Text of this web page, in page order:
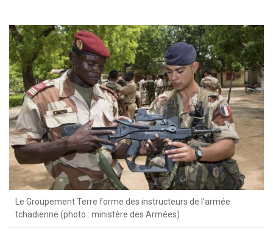
Le Groupement Terre forme des instructeurs de l’armée
tchadienne (photo : ministère des Armées)